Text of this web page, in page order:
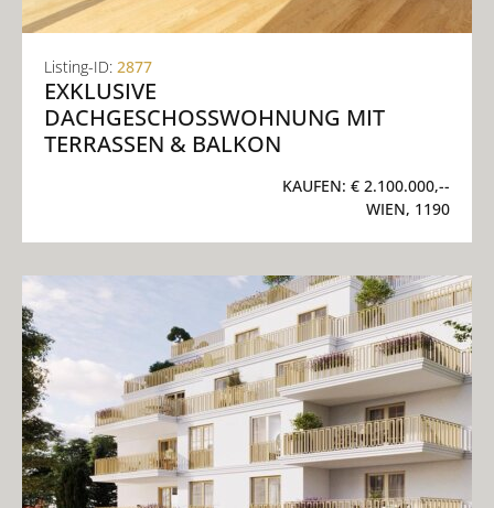
Listing-ID: 2877
EXKLUSIVE
DACHGESCHOSSWOHNUNG MIT
TERRASSEN & BALKON
KAUFEN: € 2.100.000,--
WIEN, 1190